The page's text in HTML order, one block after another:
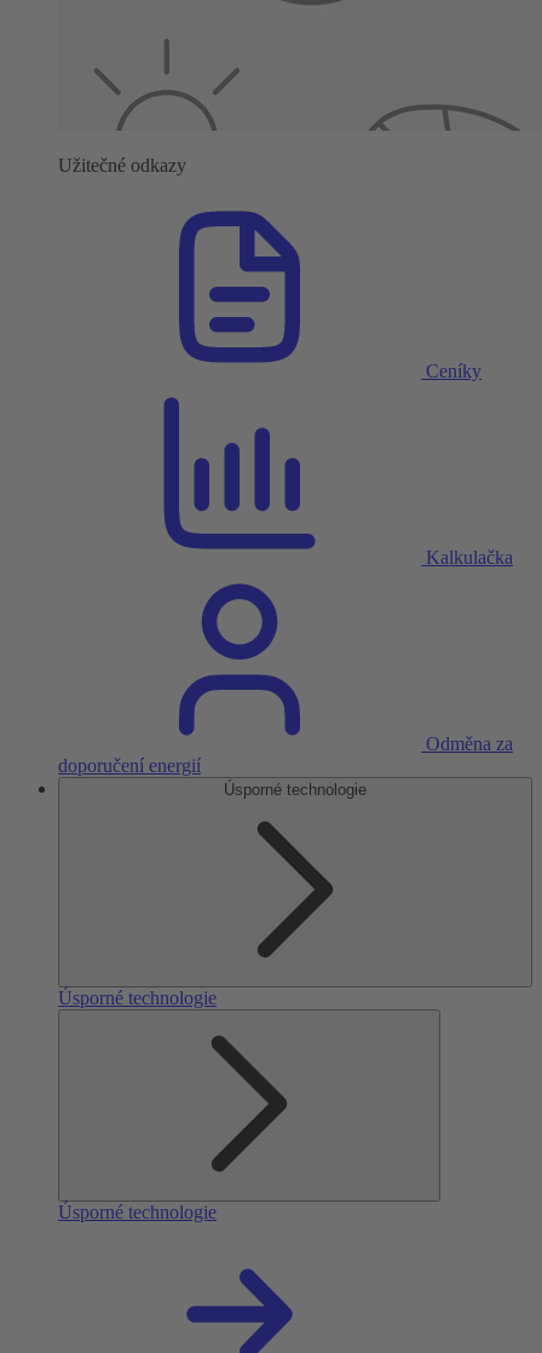
Užitečné odkazy
Ceníky
Kalkulačka
Odměna za
doporučení energií
Úsporné technologie
Úsporné technologie
Úsporné technologie